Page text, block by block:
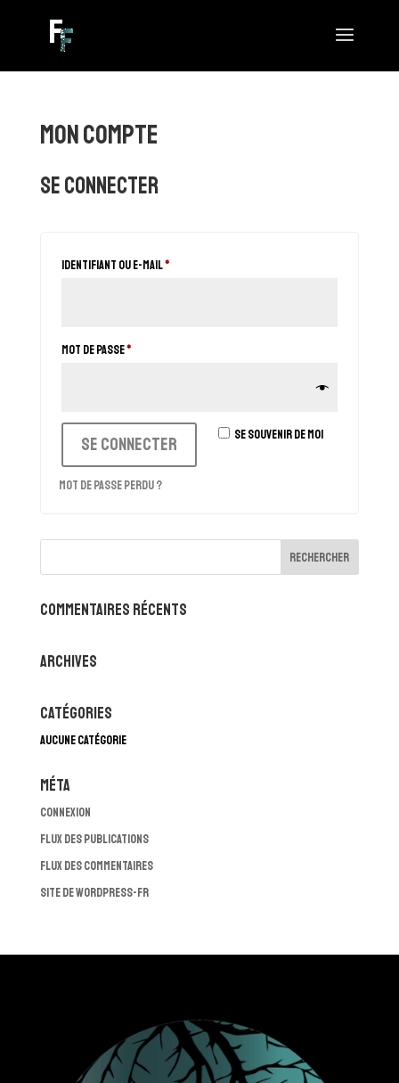
Mon compte
Se connecter
Identifiant ou e-mail*Obligatoire
Mot de passe*Obligatoire
Se souvenir de moi
Se connecter
Mot de passe perdu ?
Commentaires récents
Archives
Catégories
Aucune catégorie
Méta
Connexion
Flux des publications
Flux des commentaires
Site de WordPress-FR